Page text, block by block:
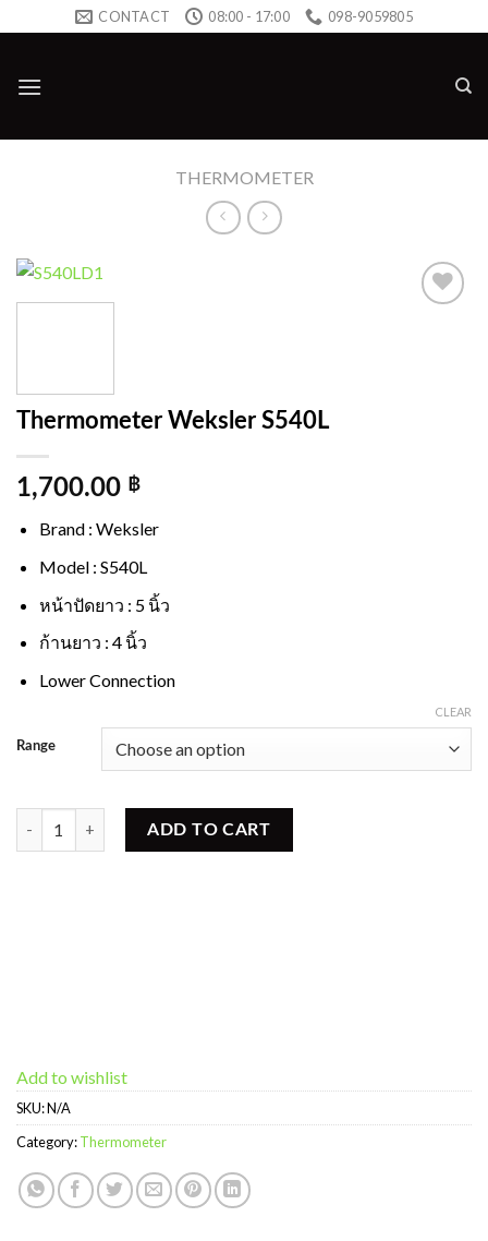
to
CONTACT 08:00 - 17:00 098-9059805
THERMOMETER
Thermometer Weksler S540L
1,700.00 ฿
Brand : Weksler
Model : S540L
หน้าปัดยาว : 5 นิ้ว
ก้านยาว : 4 นิ้ว
Lower Connection
Range
CLEAR
ADD TO CART
Add to wishlist
SKU:N/A
Category:Thermometer